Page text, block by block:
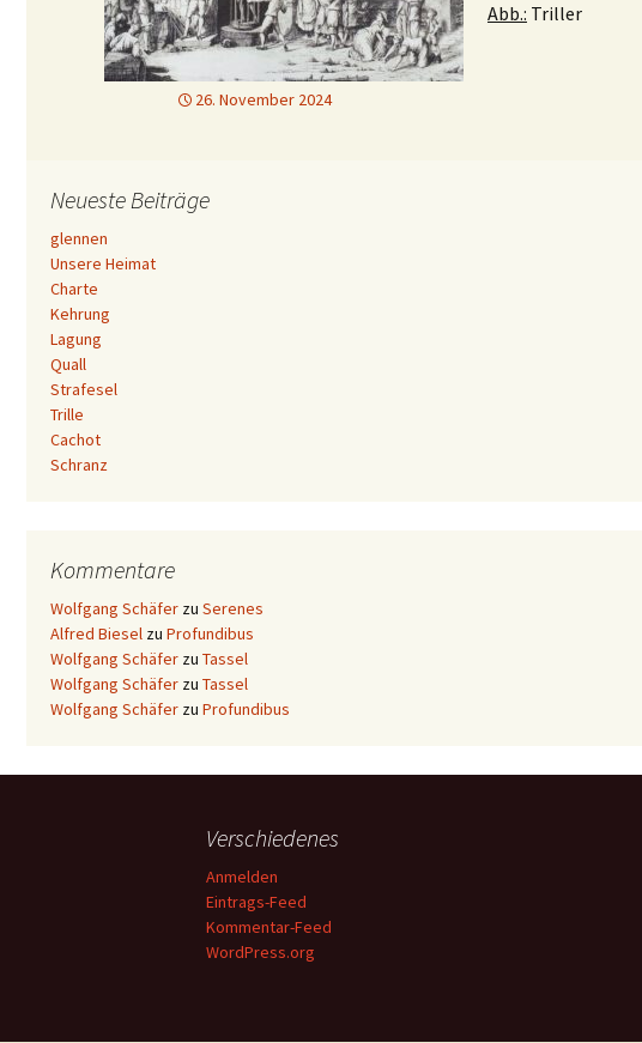
Abb.: Triller
26. November 2024
Neueste Beiträge
glennen
Unsere Heimat
Charte
Kehrung
Lagung
Quall
Strafesel
Trille
Cachot
Schranz
Kommentare
Wolfgang Schäfer zu Serenes
Alfred Biesel zu Profundibus
Wolfgang Schäfer zu Tassel
Wolfgang Schäfer zu Tassel
Wolfgang Schäfer zu Profundibus
Verschiedenes
Anmelden
Eintrags-Feed
Kommentar-Feed
WordPress.org